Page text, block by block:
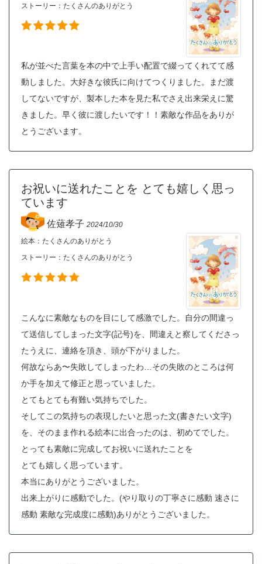
ストーリー： たくさんのありがとう
私が並べた言葉を本の中で上手い配置で綴ってくれてて感
動しました。大好きな彼氏に向けてつくりました。まだ渡
してないですが、製本した本を見た私でさえ出来栄えに驚
きました。早く彼に渡したいです！！素敵な作品をありが
とうございます。
お祝いに送れたことを とても嬉しく思っ
ています
佐薙孝子 2024/10/30
絵本：たくさんのありがとう
ストーリー： たくさんのありがとう
こんなに素敵なものを目にして感激でした。自分の間違っ
て送信してしまった文字(記号)を、間違えと察してくださっ
たうえに、連絡を頂き、頭が下がりました。
何故ならあ〜失敗してしまったわ…その失敗のところは何
か手を加えて修正と思っていました。
とてもとても有難い気持ちでした。
そしてこの気持ちの表現したいと思った文(書きたい文字)
を、そのまま作れる絵本に出合ったのは、初めてでした。
とっても素敵に完成してお祝いに送れたことを
とても嬉しく思っています。
本当にありがとうございました。
出来上がりに感動でした。(やり取りの丁寧さに感動 速さに
感動 素敵な完成度に感動)ありがとうございました。